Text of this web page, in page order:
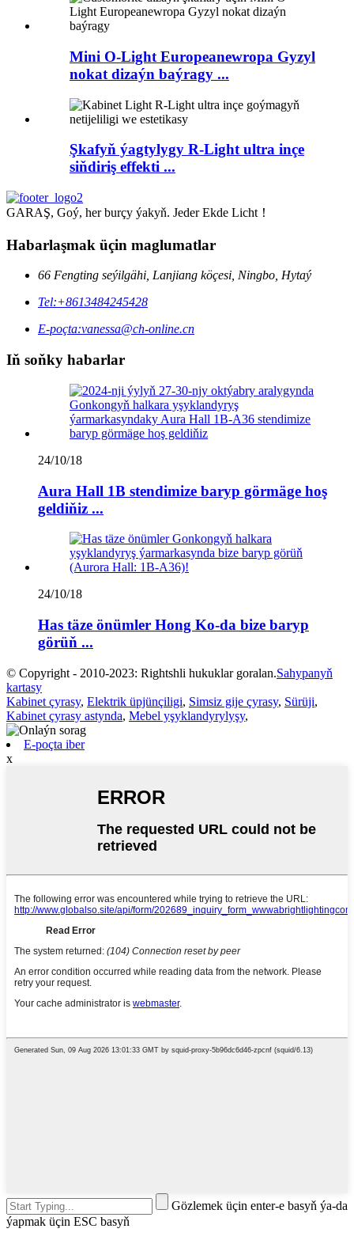
Mini O-Light Europeanewropa Gyzyl
nokat dizaýn baýragy ...
Şkafyň ýagtylygy R-Light ultra inçe
siňdiriş effekti ...
GARAŞ, Goý, her burçy ýakyň. Jeder Ekde Licht！
Habarlaşmak üçin maglumatlar
66 Fengting seýilgähi, Lanjiang köçesi, Ningbo, Hytaý
Tel:+8613484245428
E-poçta:vanessa@ch-online.cn
Iň soňky habarlar
24/10/18
Aura Hall 1B stendimize baryp görmäge hoş
geldiňiz ...
24/10/18
Has täze önümler Hong Ko-da bize baryp
görüň ...
© Copyright - 2010-2023: Rightshli hukuklar goralan.Sahypanyň
kartasy
Kabinet çyrasy, Elektrik üpjünçiligi, Simsiz gije çyrasy, Sürüji,
Kabinet çyrasy astynda, Mebel yşyklandyrylyşy,
E-poçta iber
x
Gözlemek üçin enter-e basyň ýa-da
ýapmak üçin ESC basyň